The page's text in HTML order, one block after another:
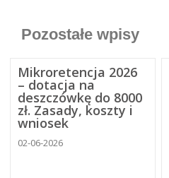
Pozostałe wpisy
Mikroretencja 2026
– dotacja na
deszczówkę do 8000
zł. Zasady, koszty i
wniosek
02-06-2026